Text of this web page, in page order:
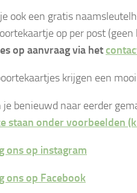
ook een gratis
op per post
op aanvraag via het
krijgen een
je benieuwd naar eerder
staan onder voorbeelden
ons op instagram
ons op Facebook